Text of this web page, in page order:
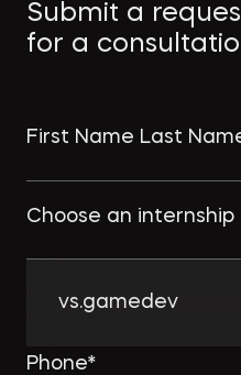
Submit a
for a
Choose an internship
vs.gamedev